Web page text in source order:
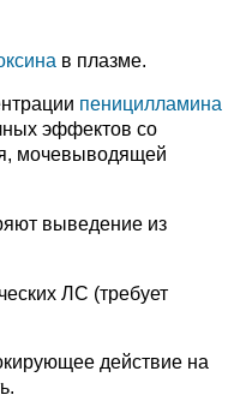
в плазме.
пеницилламина
эффектов со
мочевыводящей
выведение из
ЛС (требует
действие на